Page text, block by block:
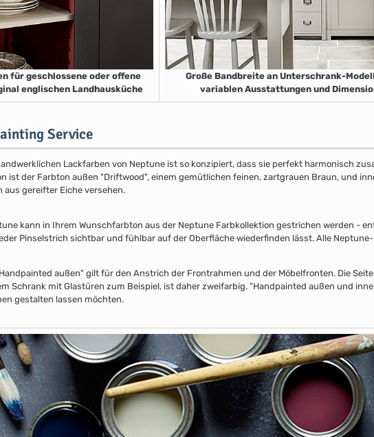
für geschlossene oder offene
englischen Landhausküche
Große Bandbreite an Unterschrank-
variablen Ausstattungen und
Service
Lackfarben von Neptune ist so konzipiert, dass sie perfekt harmonisch
ist der Farbton außen "Driftwood", einem gemütlichen feinen, zartgrauen Braun, und
gereifter Eiche versehen.
kann in Ihrem Wunschfarbton aus der Neptune Farbkollektion gestrichen werden -
Pinselstrich sichtbar und fühlbar auf der Oberfläche wiederfinden lässt. Alle
außen" gilt für den Anstrich der Frontrahmen und der Möbelfronten. Die
Schrank mit Glastüren zum Beispiel, ist daher zweifarbig. "Handpainted außen und
gestalten lassen möchten.